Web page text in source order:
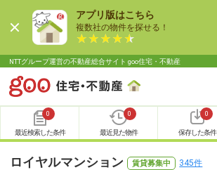
アプリ版はこちら
複数社の物件を探せる！
NTTグループ運営の不動産総合サイト goo住宅・不動産
0
最近検索した条件
0
最近見た物件
0
保存した条件
ロイヤルマンション 賃貸募集中 345件